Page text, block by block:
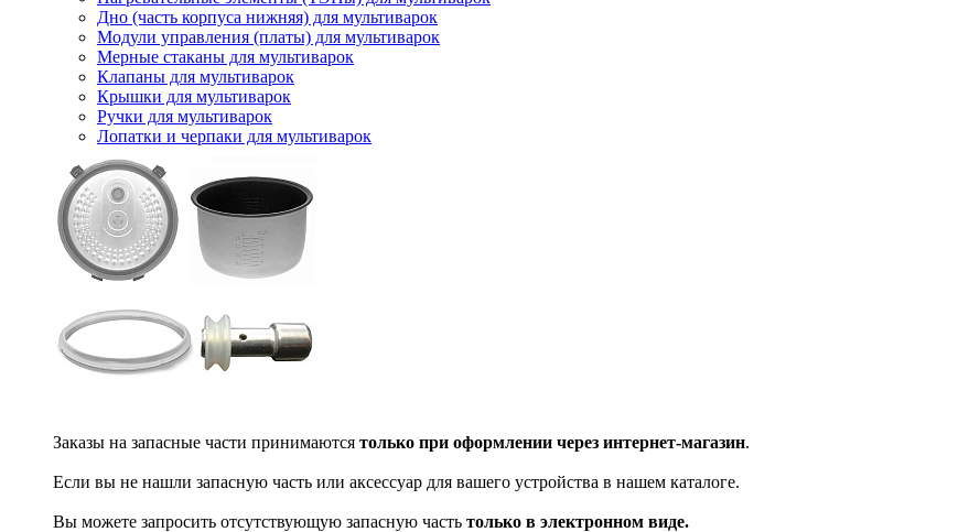
Дно (часть корпуса нижняя) для мультиварок
Модули управления (платы) для мультиварок
Мерные стаканы для мультиварок
Клапаны для мультиварок
Крышки для мультиварок
Ручки для мультиварок
Лопатки и черпаки для мультиварок
Заказы на запасные части принимаются только при оформлении через интернет-магазин.
Если вы не нашли запасную часть или аксессуар для вашего устройства в нашем каталоге.
Вы можете запросить отсутствующую запасную часть только в электронном виде.